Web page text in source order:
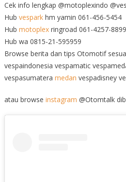
Cek info lengkap @motoplexindo
Hub vesparkhm yamin 061-456-5454
Hub motoplexringroad 061-4257-8899
Hub wa 0815-21-595959
Browse berita dan tips Otomotif
vespaindonesia vespamatic
vespasumatera medan vespadisney
atau browse instagram @Otomtalk